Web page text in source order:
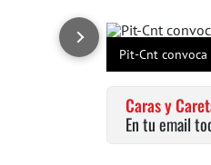
Pit-Cnt
Caras y
En tu email